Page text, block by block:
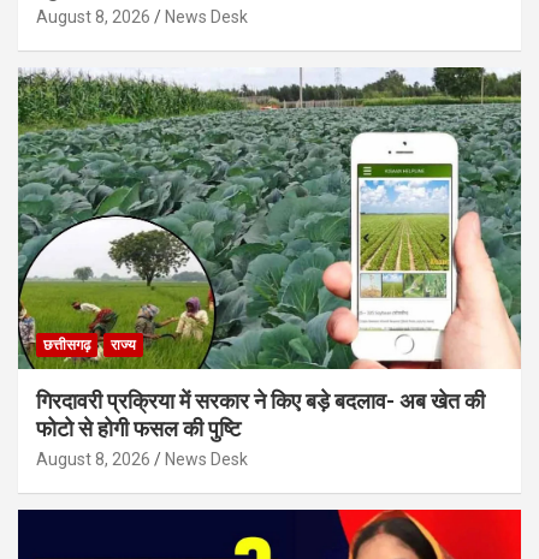
August 8, 2026 News Desk
छत्तीसगढ़ राज्य
गिरदावरी प्रक्रिया में सरकार ने किए बड़े बदलाव- अब खेत की
फोटो से होगी फसल की पुष्टि
August 8, 2026 News Desk